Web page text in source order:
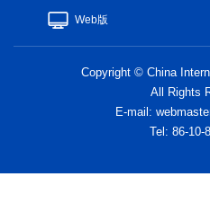
Web版
Copyright © China
All Rights
E-mail:
Tel: 86-10-